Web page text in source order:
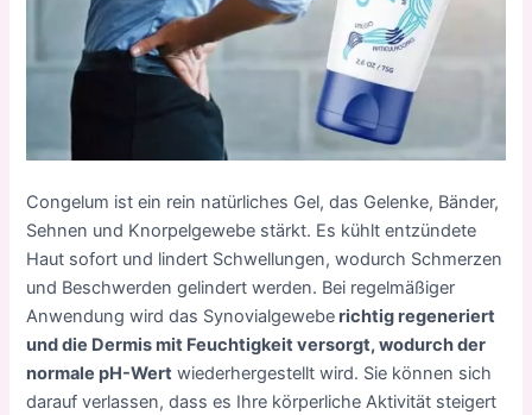
Congelum ist ein rein natürliches Gel, das Gelenke, Bänder,
Sehnen und Knorpelgewebe stärkt. Es kühlt entzündete
Haut sofort und lindert Schwellungen, wodurch Schmerzen
und Beschwerden gelindert werden. Bei regelmäßiger
Anwendung wird das Synovialgewebe richtig regeneriert
und die Dermis mit Feuchtigkeit versorgt, wodurch der
normale pH-Wert wiederhergestellt wird. Sie können sich
darauf verlassen, dass es Ihre körperliche Aktivität steigert